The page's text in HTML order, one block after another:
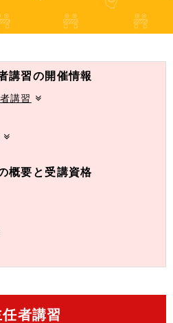
講習の開催情報
講習
概要と受講資格
者講習